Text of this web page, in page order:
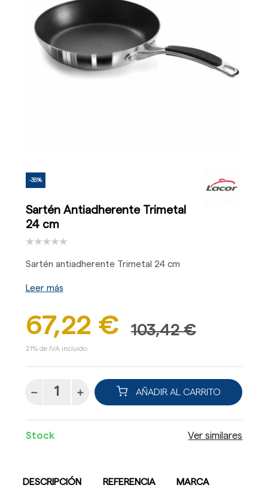
-35%
Sartén Antiadherente Trimetal
24 cm
Sartén antiadherente Trimetal 24 cm
Leer más
67,22 € 103,42 €
21% de IVA incluido.
AÑADIR AL CARRITO
Stock Ver similares
DESCRIPCIÓN REFERENCIA MARCA